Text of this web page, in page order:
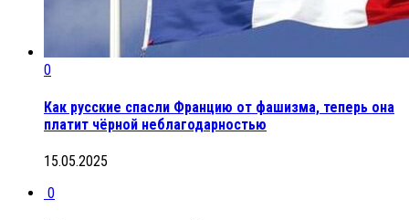
0
Как русские спасли Францию от фашизма, теперь она
платит чёрной неблагодарностью
15.05.2025
0